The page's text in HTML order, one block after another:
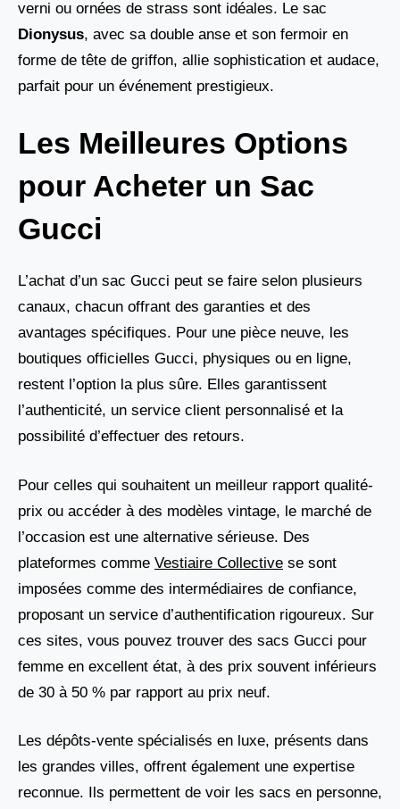
verni ou ornées de strass sont idéales. Le sac
Dionysus, avec sa double anse et son fermoir en
forme de tête de griffon, allie sophistication et audace,
parfait pour un événement prestigieux.
Les Meilleures Options
pour Acheter un Sac
Gucci
L’achat d’un sac Gucci peut se faire selon plusieurs
canaux, chacun offrant des garanties et des
avantages spécifiques. Pour une pièce neuve, les
boutiques officielles Gucci, physiques ou en ligne,
restent l’option la plus sûre. Elles garantissent
l’authenticité, un service client personnalisé et la
possibilité d’effectuer des retours.
Pour celles qui souhaitent un meilleur rapport qualité-
prix ou accéder à des modèles vintage, le marché de
l’occasion est une alternative sérieuse. Des
plateformes comme Vestiaire Collective se sont
imposées comme des intermédiaires de confiance,
proposant un service d’authentification rigoureux. Sur
ces sites, vous pouvez trouver des sacs Gucci pour
femme en excellent état, à des prix souvent inférieurs
de 30 à 50 % par rapport au prix neuf.
Les dépôts-vente spécialisés en luxe, présents dans
les grandes villes, offrent également une expertise
reconnue. Ils permettent de voir les sacs en personne,